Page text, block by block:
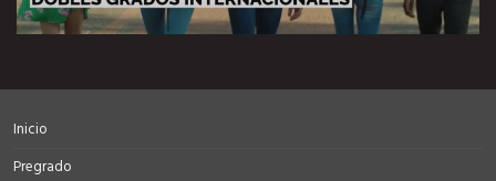
Inicio
Pregrado